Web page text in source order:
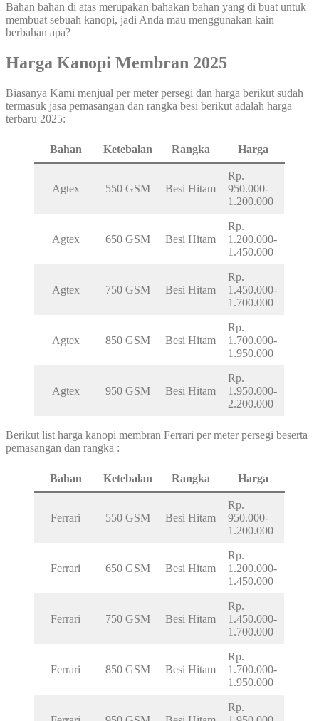
Bahan bahan di atas merupakan bahakan bahan yang di buat untuk
membuat sebuah kanopi, jadi Anda mau menggunakan kain
berbahan apa?
Harga Kanopi Membran 2025
Biasanya Kami menjual per meter persegi dan harga berikut sudah
termasuk jasa pemasangan dan rangka besi berikut adalah harga
terbaru 2025:
Bahan Ketebalan Rangka Harga
Agtex 550 GSM Besi Hitam
Rp.
950.000-
1.200.000
Agtex 650 GSM Besi Hitam
Rp.
1.200.000-
1.450.000
Agtex 750 GSM Besi Hitam
Rp.
1.450.000-
1.700.000
Agtex 850 GSM Besi Hitam
Rp.
1.700.000-
1.950.000
Agtex 950 GSM Besi Hitam
Rp.
1.950.000-
2.200.000
Berikut list harga kanopi membran Ferrari per meter persegi beserta
pemasangan dan rangka :
Bahan Ketebalan Rangka Harga
Ferrari 550 GSM Besi Hitam
Rp.
950.000-
1.200.000
Ferrari 650 GSM Besi Hitam
Rp.
1.200.000-
1.450.000
Ferrari 750 GSM Besi Hitam
Rp.
1.450.000-
1.700.000
Ferrari 850 GSM Besi Hitam
Rp.
1.700.000-
1.950.000
Rp.